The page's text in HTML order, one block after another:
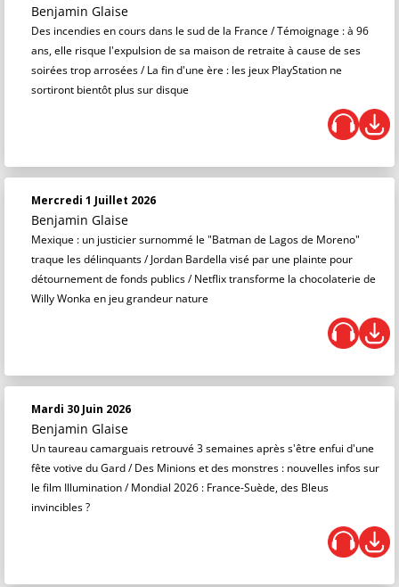
Benjamin Glaise
Des incendies en cours dans le sud de la France / Témoignage : à 96
ans, elle risque l'expulsion de sa maison de retraite à cause de ses
soirées trop arrosées / La fin d'une ère : les jeux PlayStation ne
sortiront bientôt plus sur disque
Mercredi 1 Juillet 2026
Benjamin Glaise
Mexique : un justicier surnommé le "Batman de Lagos de Moreno"
traque les délinquants / Jordan Bardella visé par une plainte pour
détournement de fonds publics / Netflix transforme la chocolaterie de
Willy Wonka en jeu grandeur nature
Mardi 30 Juin 2026
Benjamin Glaise
Un taureau camarguais retrouvé 3 semaines après s'être enfui d'une
fête votive du Gard / Des Minions et des monstres : nouvelles infos sur
le film Illumination / Mondial 2026 : France-Suède, des Bleus
invincibles ?